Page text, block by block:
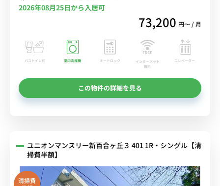
2026年08月25日から入居可
73,200 円〜 / 月
バストイレ別 室内洗濯機 オートロック
インターネット
無料
エレベーター
この物件の詳細を見る
ユニオンマンスリー新百合ヶ丘３ 401 1R・シングル【清
掃費半額】
清掃費